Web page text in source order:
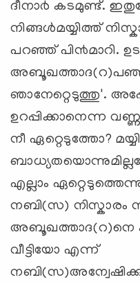
ദീനാ൪ കടമുണ്ട്.
നിങ്ങള്‍മയ്യിത്ത്
പറഞ്ഞ് പി൯മാറി.
ഞാനേറ്റെടുത്തു'.
ഉറപ്പിക്കാനെന്ന
നീ ഏറ്റെടുത്തോ?
എല്ലാം
നബി(സ) നിസ്കാരം
അബൂഖത്താദ(റ)നെ
വീട്ടിയോ എന്ന്